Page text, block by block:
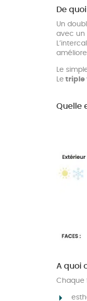
De
Un
avec un
Le
Le triple
Quelle
A quoi
Chaque